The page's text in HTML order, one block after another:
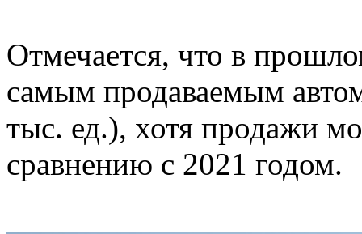
Отмечается, что в
самым продаваемым
тыс. ед.), хотя продажи
сравнению с 2021 годом.